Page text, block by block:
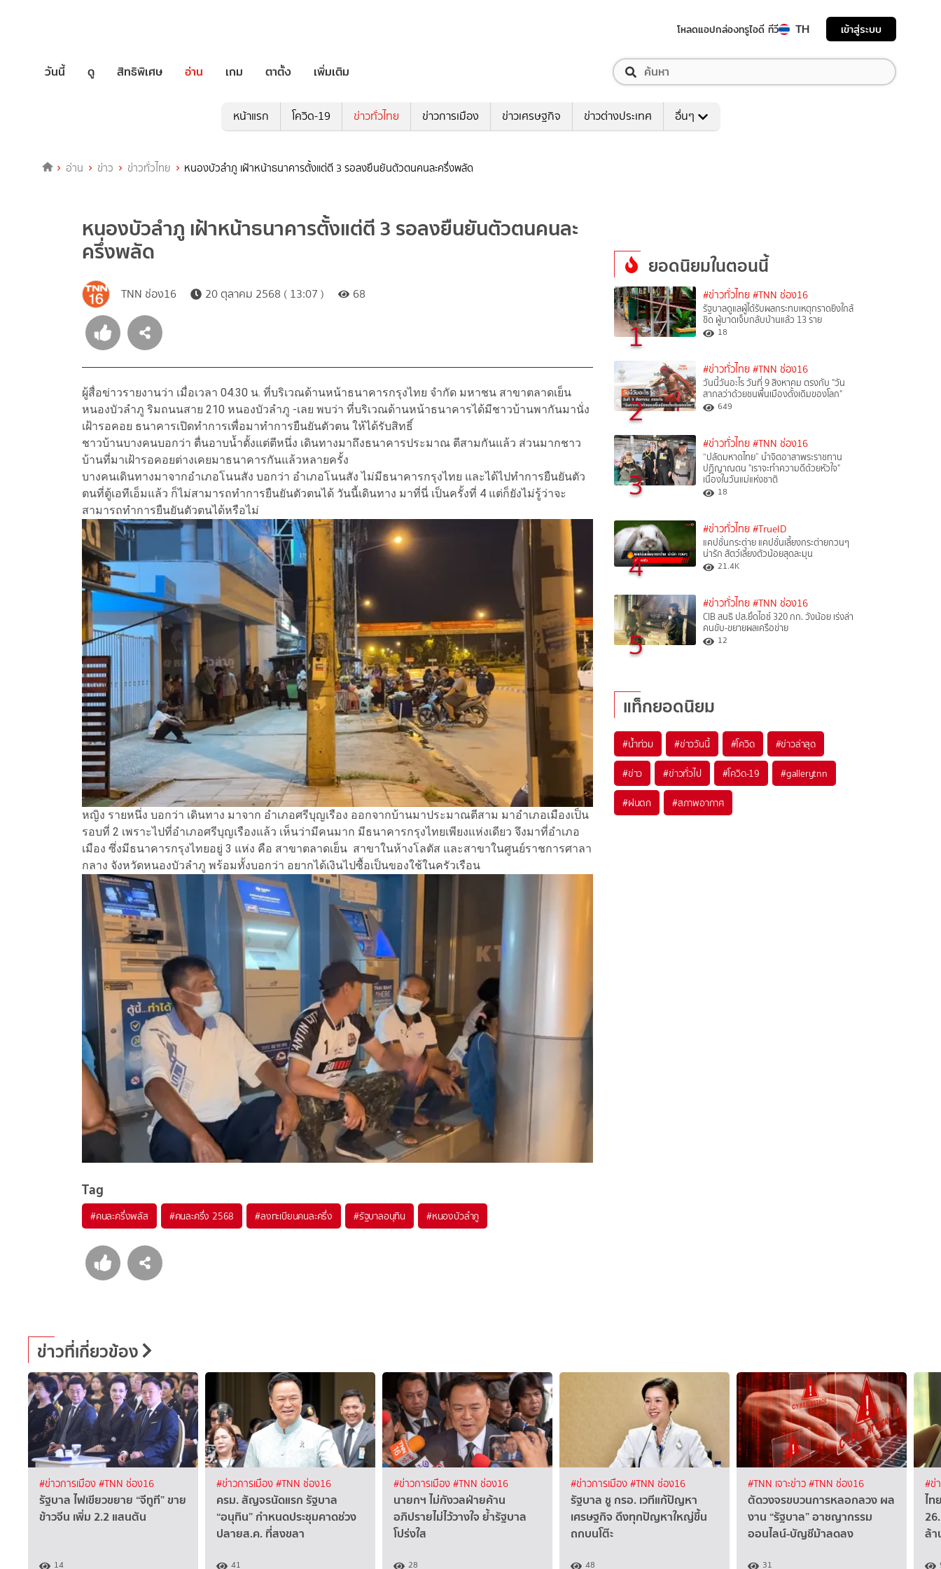
โหลดแอปกล่องทรูไอดี ทีวี TH เข้าสู่ระบบ
วันนี้ ดู สิทธิพิเศษ อ่าน เกม ตาตั้ง เพิ่มเติม
หน้าแรก โควิด-19 ข่าวทั่วไทย ข่าวการเมือง ข่าวเศรษฐกิจ ข่าวต่างประเทศ อื่นๆ
อ่าน ข่าว ข่าวทั่วไทย หนองบัวลำภู เฝ้าหน้าธนาคารตั้งแต่ตี 3 รอลงยืนยันตัวตนคนละครึ่งพลัด
หนองบัวลำภู เฝ้าหน้าธนาคารตั้งแต่ตี 3 รอลงยืนยันตัวตนคนละ
ครึ่งพลัด
TNN ช่อง16 20 ตุลาคม 2568 ( 13:07 ) 68
ผู้สื่อข่าวรายงานว่า เมื่อเวลา 04.30 น. ที่บริเวณด้านหน้าธนาคารกรุงไทย จำกัด มหาชน สาขาตลาดเย็น
หนองบัวลำภู ริมถนนสาย 210 หนองบัวลำภู -เลย พบว่า ที่บริเวณด้านหน้าธนาคารได้มีชาวบ้านพากันมานั่ง
เฝ้ารอคอย ธนาคารเปิดทำการเพื่อมาทำการยืนยันตัวตน ให้ได้รับสิทธิ์
ชาวบ้านบางคนบอกว่า ตื่นอาบน้ำตั้งแต่ตีหนึ่ง เดินทางมาถึงธนาคารประมาณ ตีสามกันแล้ว ส่วนมากชาว
บ้านที่มาเฝ้ารอคอยต่างเคยมาธนาคารกันแล้วหลายครั้ง
บางคนเดินทางมาจากอำเภอโนนสัง บอกว่า อำเภอโนนสัง ไม่มีธนาคารกรุงไทย และได้ไปทำการยืนยันตัว
ตนที่ตู้เอทีเอ็มแล้ว ก็ไม่สามารถทำการยืนยันตัวตนได้ วันนี้เดินทาง มาที่นี่ เป็นครั้งที่ 4 แต่ก็ยังไม่รู้ว่าจะ
สามารถทำการยืนยันตัวตนได้หรือไม่
หญิง รายหนึ่ง บอกว่า เดินทาง มาจาก อำเภอศรีบุญเรือง ออกจากบ้านมาประมาณตีสาม มาอำเภอเมืองเป็น
รอบที่ 2 เพราะไปที่อำเภอศรีบุญเรืองแล้ว เห็นว่ามีคนมาก มีธนาคารกรุงไทยเพียงแห่งเดียว จึงมาที่อำเภอ
เมือง ซึ่งมีธนาคารกรุงไทยอยู่ 3 แห่ง คือ สาขาตลาดเย็น สาขาในห้างโลตัส และสาขาในศูนย์ราชการศาลา
กลาง จังหวัดหนองบัวลำภู พร้อมทั้งบอกว่า อยากได้เงินไปซื้อเป็นของใช้ในครัวเรือน
Tag
#คนละครึ่งพลัส #คนละครึ่ง 2568 #ลงทะเบียนคนละครึ่ง #รัฐบาลอนุทิน #หนองบัวลำภู
ยอดนิยมในตอนนี้
1
#ข่าวทั่วไทย #TNN ช่อง16
รัฐบาลดูแลผู้ได้รับผลกระทบเหตุกราดยิงใกล้
ชิด ผู้บาดเจ็บกลับบ้านแล้ว 13 ราย
18
2
#ข่าวทั่วไทย #TNN ช่อง16
วันนี้วันอะไร วันที่ 9 สิงหาคม ตรงกับ "วัน
สากลว่าด้วยชนพื้นเมืองดั้งเดิมของโลก"
649
3
#ข่าวทั่วไทย #TNN ช่อง16
“ปลัดมหาดไทย” นำจิตอาสาพระราชทาน
ปฏิญาณตน "เราจะทำความดีด้วยหัวใจ"
เนื่องในวันแม่แห่งชาติ
18
4
#ข่าวทั่วไทย #TrueID
แคปชั่นกระต่าย แคปชั่นเลี้ยงกระต่ายกวนๆ
น่ารัก สัตว์เลี้ยงตัวน้อยสุดละมุน
21.4K
5
#ข่าวทั่วไทย #TNN ช่อง16
CIB สนธิ ปส.ยึดไอซ์ 320 กก. วังน้อย เร่งล่า
คนขับ-ขยายผลเครือข่าย
12
แท็กยอดนิยม
#น้ำท่วม #ข่าววันนี้ #โควิด #ข่าวล่าสุด
#ข่าว #ข่าวทั่วไป #โควิด-19 #gallerytnn
#ฝนตก #สภาพอากาศ
ข่าวที่เกี่ยวข้อง
#ข่าวการเมือง#TNN ช่อง16
รัฐบาล ไฟเขียวขยาย “จีทูที” ขาย
ข้าวจีน เพิ่ม 2.2 แสนตัน
14
#ข่าวการเมือง#TNN ช่อง16
ครม. สัญจรนัดแรก รัฐบาล
“อนุทิน” กำหนดประชุมคาดช่วง
ปลายส.ค. ที่สงขลา
41
#ข่าวการเมือง#TNN ช่อง16
นายกฯ ไม่กังวลฝ่ายค้าน
อภิปรายไม่ไว้วางใจ ย้ำรัฐบาล
โปร่งใส
28
#ข่าวการเมือง#TNN ช่อง16
รัฐบาล ชู กรอ. เวทีแก้ปัญหา
เศรษฐกิจ ดึงทุกปัญหาใหญ่ขึ้น
ถกบนโต๊ะ
48
#TNN เจาะข่าว#TNN ช่อง16
ตัดวงจรขบวนการหลอกลวง ผล
งาน “รัฐบาล” อาชญากรรม
ออนไลน์-บัญชีม้าลดลง
31
#ข่
ไท
ล้า